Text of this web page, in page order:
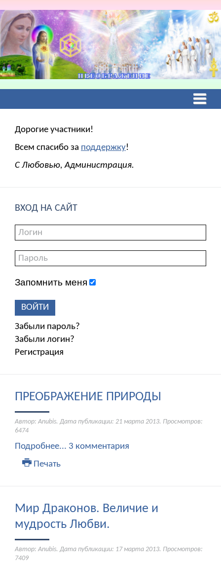
Дорогие участники!
Всем спасибо за поддержку!
С Любовью, Администрация.
ВХОД НА САЙТ
Запомнить меня
ВОЙТИ
Забыли пароль?
Забыли логин?
Регистрация
ПРЕОБРАЖЕНИЕ ПРИРОДЫ
Автор: Anubis. Дата публикации: 21 марта 2013. Просмотров:
6474
Подробнее... 3 комментария
Печать
Мир Драконов. Величие и
мудрость Любви.
Автор: Anubis. Дата публикации: 17 марта 2013. Просмотров:
7409